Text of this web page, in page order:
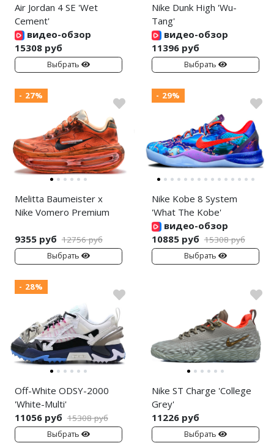
Air Jordan 4 SE 'Wet
Cement'
видео-обзор
15308 руб
Выбрать
Nike Dunk High 'Wu-
Tang'
видео-обзор
11396 руб
Выбрать
- 27%
Melitta Baumeister x
Nike Vomero Premium
9355 руб 12756 руб
Выбрать
- 29%
Nike Kobe 8 System
'What The Kobe'
видео-обзор
10885 руб 15308 руб
Выбрать
- 28%
Off-White ODSY-2000
'White-Multi'
11056 руб 15308 руб
Выбрать
Nike ST Charge 'College
Grey'
11226 руб
Выбрать